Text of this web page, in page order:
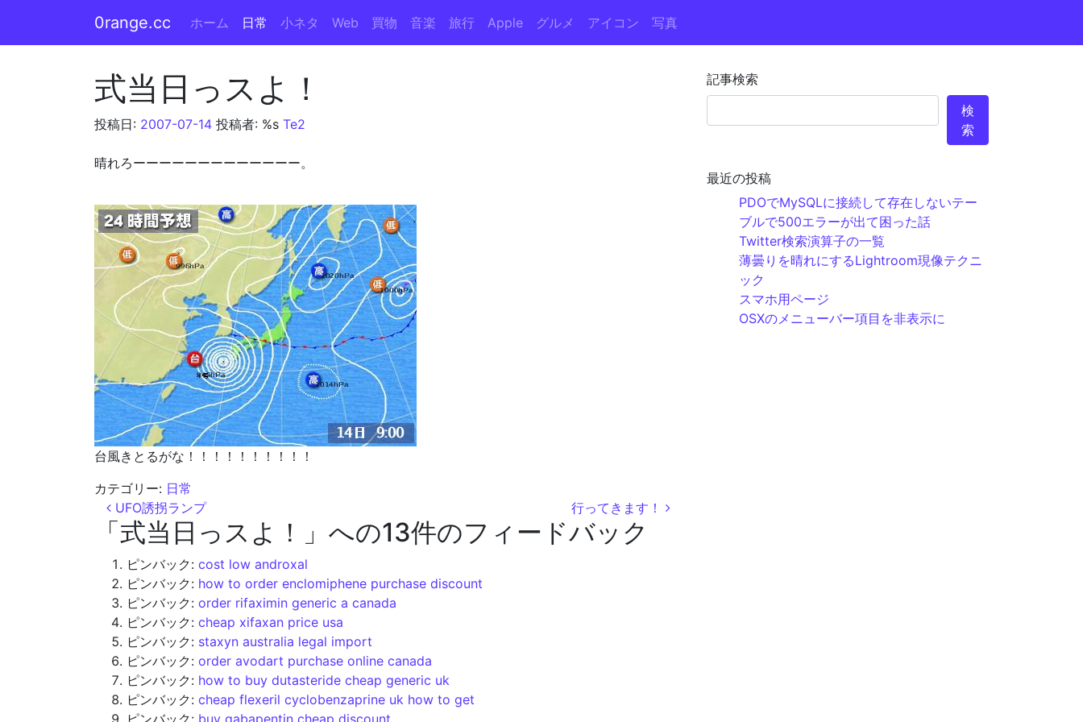
メインナビゲーション
0range.cc ホーム 日常 小ネタ Web 買物 音楽 旅行 Apple グルメ アイコン 写真
式当日っスよ！
投稿日: 2007-07-14 投稿者: %s Te2
晴れろーーーーーーーーーーーーー。
台風きとるがな！！！！！！！！！！
カテゴリー: 日常
投稿ナビゲーション
UFO誘拐ランプ 行ってきます！
「式当日っスよ！ 」への13件のフィードバック
ピンバック: cost low androxal
ピンバック: how to order enclomiphene purchase discount
ピンバック: order rifaximin generic a canada
ピンバック: cheap xifaxan price usa
ピンバック: staxyn australia legal import
ピンバック: order avodart purchase online canada
ピンバック: how to buy dutasteride cheap generic uk
ピンバック: cheap flexeril cyclobenzaprine uk how to get
ピンバック: buy gabapentin cheap discount
記事検索
検
索
最近の投稿
PDOでMySQLに接続して存在しないテー
ブルで500エラーが出て困った話
Twitter検索演算子の一覧
薄曇りを晴れにするLightroom現像テクニ
ック
スマホ用ページ
OSXのメニューバー項目を非表示に